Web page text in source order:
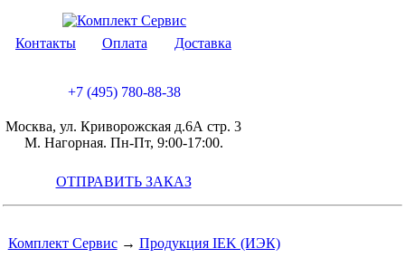
Контакты Оплата Доставка
+7 (495) 780-88-38
Москва, ул. Криворожская д.6А стр. 3
М. Нагорная. Пн-Пт, 9:00-17:00.
ОТПРАВИТЬ ЗАКАЗ
Комплект Сервис→ Продукция IEK (ИЭК)